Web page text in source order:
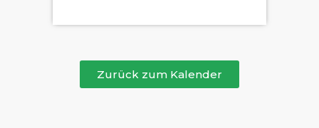
Zurück zum Kalender